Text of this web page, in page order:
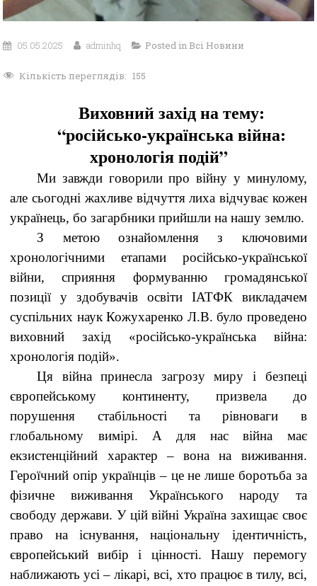
05.05.2025 adminhq Posted in Всі Новини
Кількість переглядів: 155
Виховний захід на тему:
“російсько-українська війна:
хронологія подій”
Ми завжди говорили про війну у минулому,
але сьогодні жахливе відчуття лиха відчуває кожен
українець, бо загарбники прийшли на нашу землю.
З метою ознайомлення з ключовими
хронологічними етапами російсько-української
війни, сприяння формуванню громадянської
позиції у здобувачів освіти ІАТФК викладачем
суспільних наук Кожухаренко Л.В. було проведено
виховний захід «російсько-українська війна:
хронологія подій».
Ця війна принесла загрозу миру і безпеці
європейському континенту, призвела до
порушення стабільності та рівноваги в
глобальному вимірі. А для нас війна має
екзистенційний характер – вона на виживання.
Героїчний опір українців – це не лише боротьба за
фізичне виживання Українського народу та
свободу держави. У цій війні Україна захищає своє
право на існування, національну ідентичність,
європейський вибір і цінності. Нашу перемогу
наближають усі – лікарі, всі, хто працює в тилу, всі,